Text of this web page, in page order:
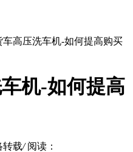
车高压洗车机-如何提高购买
机-如何提高
转载/ 阅读：